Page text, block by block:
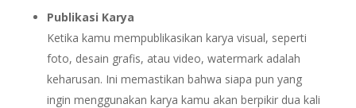
Publikasi Karya
Ketika kamu mempublikasikan karya visual, seperti
foto, desain grafis, atau video, watermark adalah
keharusan. Ini memastikan bahwa siapa pun yang
ingin menggunakan karya kamu akan berpikir dua kali